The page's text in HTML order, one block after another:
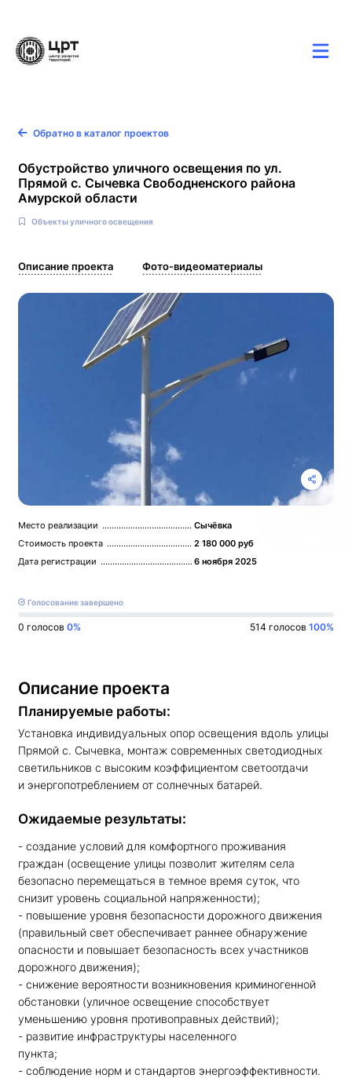
Обратно в каталог проектов
Обустройство уличного освещения по ул.
Прямой с. Сычевка Свободненского района
Амурской области
Объекты уличного освещения
Место реализации
Сычёвка
Стоимость проекта
2 180 000 руб
Дата регистрации
6 ноября 2025
Голосование завершено
0 голосов 0% 514 голосов 100%
Описание проекта Фото-видеоматериалы
Описание проекта
Планируемые работы:
Установка индивидуальных опор освещения вдоль улицы
Прямой с. Сычевка, монтаж современных светодиодных
светильников с высоким коэффициентом светоотдачи
и энергопотреблением от солнечных батарей.
Ожидаемые результаты:
- создание условий для комфортного проживания
граждан (освещение улицы позволит жителям села
безопасно перемещаться в темное время суток, что
снизит уровень социальной напряженности);
- повышение уровня безопасности дорожного движения
(правильный свет обеспечивает раннее обнаружение
опасности и повышает безопасность всех участников
дорожного движения);
- снижение вероятности возникновения криминогенной
обстановки (уличное освещение способствует
уменьшению уровня противоправных действий);
- развитие инфраструктуры населенного
пункта;
- соблюдение норм и стандартов энергоэффективности.